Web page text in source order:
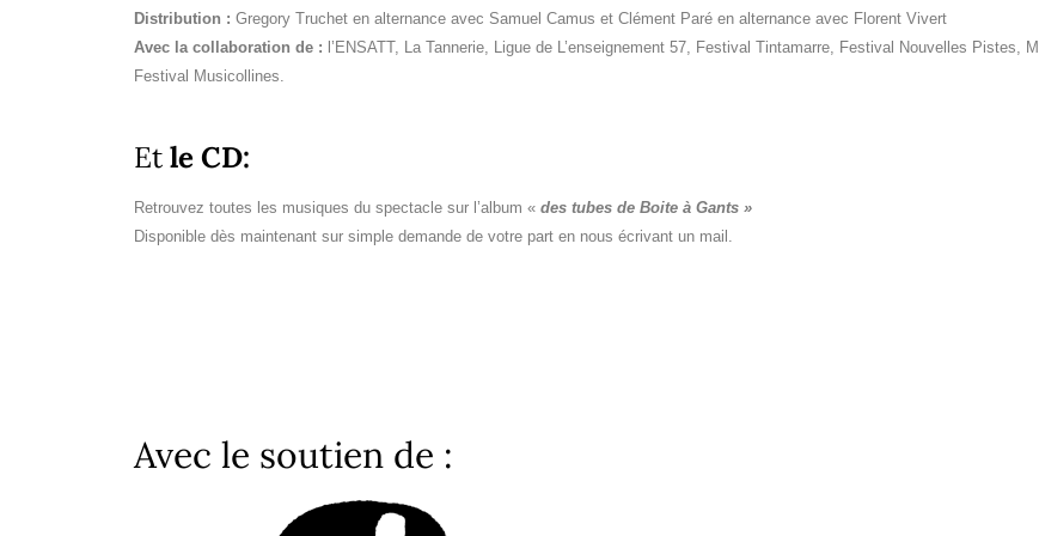
Distribution : Gregory Truchet en alternance avec Samuel Camus et Clément Paré en alternance avec Florent Vivert
Avec la collaboration de : l’ENSATT, La Tannerie, Ligue de L’enseignement 57, Festival Tintamarre, Festival Nouvelles Pistes,
Festival Musicollines.
Etle CD:
Retrouvez toutes les musiques du spectacle sur l’album « des tubes de Boite à Gants »
Disponible dès maintenant sur simple demande de votre part en nous écrivant un mail.
Avec le soutien de :